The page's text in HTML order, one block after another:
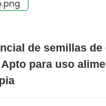
de semillas
para uso